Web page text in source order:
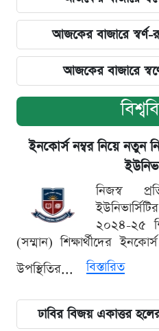
আজকের বাজারে
আজকের বাজারে
ইনকোর্স নম্বর নিয়ে নতুন
নিজস্ব
২০২৪-২৫
(সম্মান) শিক্ষার্থীদের
উপস্থিতির...
বিস্তারিত
ঢাবির বিজয় একাত্তর